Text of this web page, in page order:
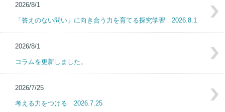
2026/8/1
「答えのない問い」に向き合う力を育てる探究学習 2026.8.1
2026/8/1
コラムを更新しました。
2026/7/25
考える力をつける 2026.7.25